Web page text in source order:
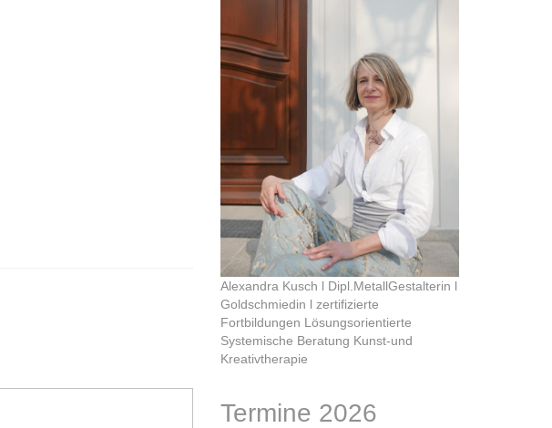
Alexandra Kusch l Dipl.MetallGestalterin l
Goldschmiedin l zertifizierte
Fortbildungen Lösungsorientierte
Systemische Beratung Kunst-und
Kreativtherapie
Termine 2026